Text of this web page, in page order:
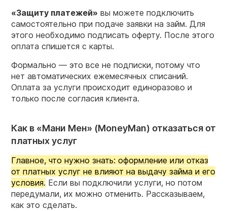
«Защиту платежей» вы можете подключить
самостоятельно при подаче заявки на займ. Для
этого необходимо подписать оферту. После этого
оплата спишется с карты.
Формально — это все не подписки, потому что
нет автоматических ежемесячных списаний.
Оплата за услуги происходит единоразово и
только после согласия клиента.
Как в «Мани Мен» (MoneyMan) отказаться от
платных услуг
Главное, что нужно знать: оформление или отказ
от платных услуг не влияют на выдачу займа и его
условия. Если вы подключили услуги, но потом
передумали, их можно отменить. Рассказываем,
как это сделать.